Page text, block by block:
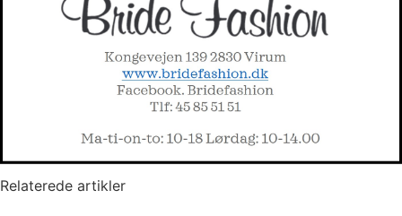
Relaterede artikler